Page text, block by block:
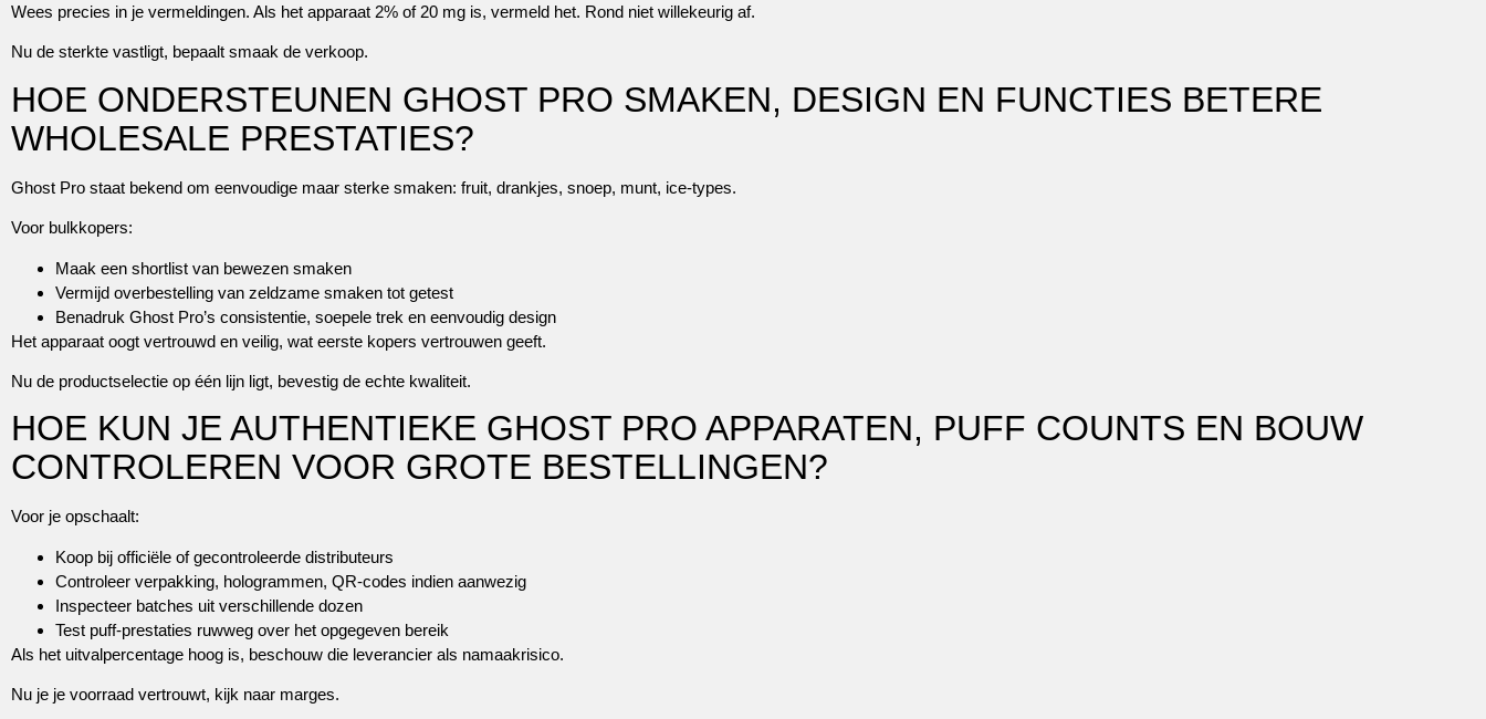
Wees precies in je vermeldingen. Als het apparaat 2% of 20 mg is, vermeld het. Rond niet willekeurig af.
Nu de sterkte vastligt, bepaalt smaak de verkoop.
HOE ONDERSTEUNEN GHOST PRO SMAKEN, DESIGN EN FUNCTIES BETERE
WHOLESALE PRESTATIES?
Ghost Pro staat bekend om eenvoudige maar sterke smaken: fruit, drankjes, snoep, munt, ice-types.
Voor bulkkopers:
Maak een shortlist van bewezen smaken
Vermijd overbestelling van zeldzame smaken tot getest
Benadruk Ghost Pro’s consistentie, soepele trek en eenvoudig design
Het apparaat oogt vertrouwd en veilig, wat eerste kopers vertrouwen geeft.
Nu de productselectie op één lijn ligt, bevestig de echte kwaliteit.
HOE KUN JE AUTHENTIEKE GHOST PRO APPARATEN, PUFF COUNTS EN BOUW
CONTROLEREN VOOR GROTE BESTELLINGEN?
Voor je opschaalt:
Koop bij officiële of gecontroleerde distributeurs
Controleer verpakking, hologrammen, QR-codes indien aanwezig
Inspecteer batches uit verschillende dozen
Test puff-prestaties ruwweg over het opgegeven bereik
Als het uitvalpercentage hoog is, beschouw die leverancier als namaakrisico.
Nu je je voorraad vertrouwt, kijk naar marges.